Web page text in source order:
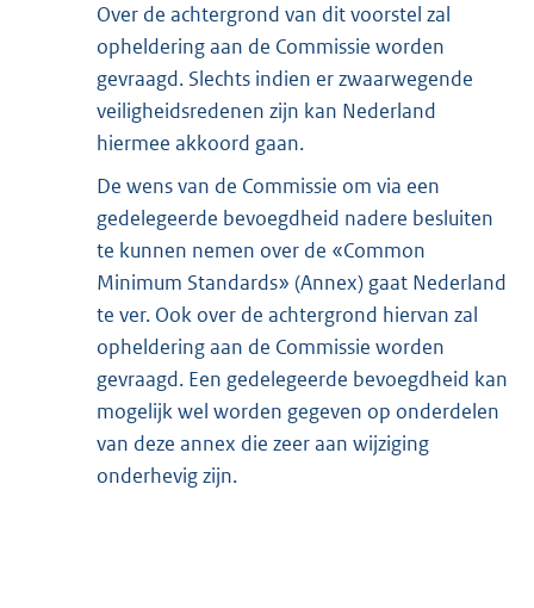
Over de achtergrond van dit voorstel zal
opheldering aan de Commissie worden
gevraagd. Slechts indien er zwaarwegende
veiligheidsredenen zijn kan Nederland
hiermee akkoord gaan.
De wens van de Commissie om via een
gedelegeerde bevoegdheid nadere besluiten
te kunnen nemen over de «Common
Minimum Standards» (Annex) gaat Nederland
te ver. Ook over de achtergrond hiervan zal
opheldering aan de Commissie worden
gevraagd. Een gedelegeerde bevoegdheid kan
mogelijk wel worden gegeven op onderdelen
van deze annex die zeer aan wijziging
onderhevig zijn.